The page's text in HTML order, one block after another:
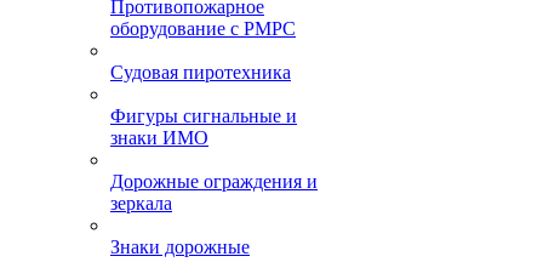
Противопожарное
оборудование с РМРС
Судовая пиротехника
Фигуры сигнальные и
знаки ИМО
Дорожные ограждения и
зеркала
Знаки дорожные